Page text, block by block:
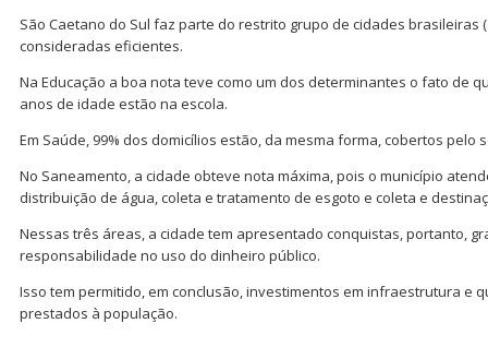
São Caetano do Sul faz parte do restrito grupo de cidades brasileiras
consideradas eficientes.
Na Educação a boa nota teve como um dos determinantes o fato de
anos de idade estão na escola.
Em Saúde, 99% dos domicílios estão, da mesma forma, cobertos pelo
No Saneamento, a cidade obteve nota máxima, pois o município
distribuição de água, coleta e tratamento de esgoto e coleta e
Nessas três áreas, a cidade tem apresentado conquistas, portanto,
responsabilidade no uso do dinheiro público.
Isso tem permitido, em conclusão, investimentos em infraestrutura e
prestados à população.